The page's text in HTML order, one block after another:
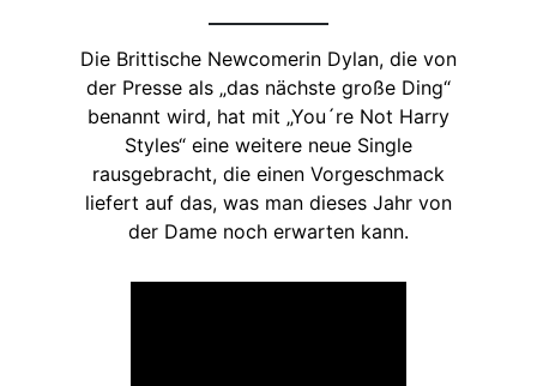
Die Brittische Newcomerin Dylan, die von
der Presse als „das nächste große Ding“
benannt wird, hat mit „You´re Not Harry
Styles“ eine weitere neue Single
rausgebracht, die einen Vorgeschmack
liefert auf das, was man dieses Jahr von
der Dame noch erwarten kann.